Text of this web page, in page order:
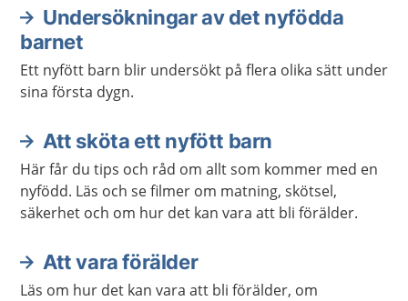
Undersökningar av det nyfödda
barnet
Ett nyfött barn blir undersökt på flera olika sätt under
sina första dygn.
Att sköta ett nyfött barn
Här får du tips och råd om allt som kommer med en
nyfödd. Läs och se filmer om matning, skötsel,
säkerhet och om hur det kan vara att bli förälder.
Att vara förälder
Läs om hur det kan vara att bli förälder, om